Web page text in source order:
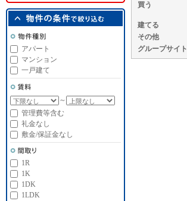
買う
建てる
その他
グループサイト
アパート
マンション
一戸建て
～
管理費等含む
礼金なし
敷金/保証金なし
1R
1K
1DK
1LDK